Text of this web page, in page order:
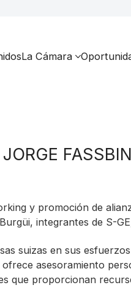
La Cámara
y promoción de
integrantes de S-
suizas en sus
asesoramiento
que proporcionan